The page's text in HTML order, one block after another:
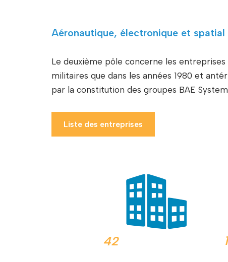
Aéronautique, électronique et spatial
Le deuxième pôle concerne les
militaires que dans les années 1980 et
par la constitution des groupes BAE
Liste des entreprises
42